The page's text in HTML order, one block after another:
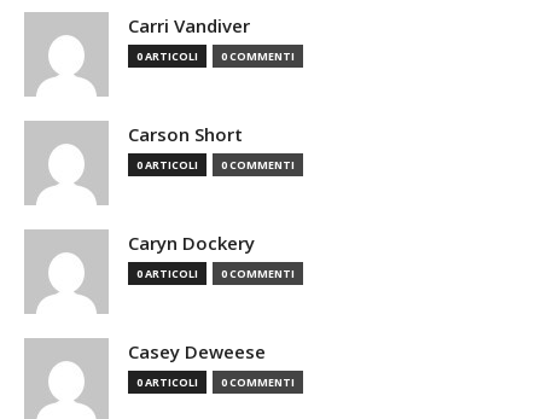
Carri Vandiver
0 ARTICOLI 0 COMMENTI
Carson Short
0 ARTICOLI 0 COMMENTI
Caryn Dockery
0 ARTICOLI 0 COMMENTI
Casey Deweese
0 ARTICOLI 0 COMMENTI